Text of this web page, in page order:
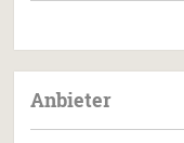
Anbieter